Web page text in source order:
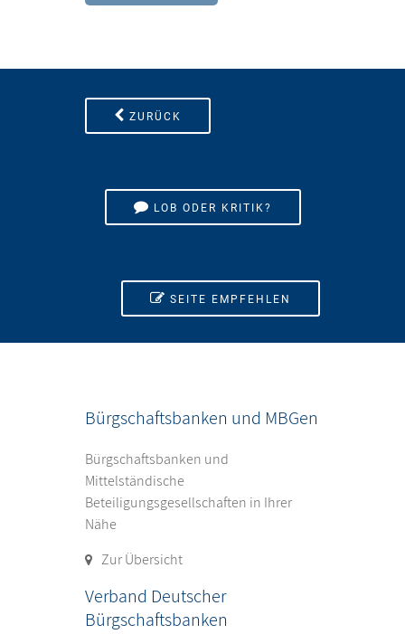
ZURÜCK
LOB ODER KRITIK?
SEITE EMPFEHLEN
Bürgschaftsbanken und MBGen
Bürgschaftsbanken und
Mittelständische
Beteiligungsgesellschaften in Ihrer
Nähe
Zur Übersicht
Verband Deutscher
Bürgschaftsbanken